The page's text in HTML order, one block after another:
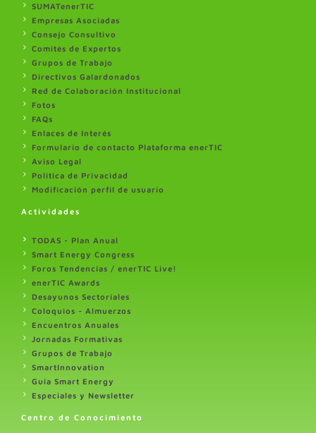
SUMATenerTIC
Empresas Asociadas
Consejo Consultivo
Comités de Expertos
Grupos de Trabajo
Directivos Galardonados
Red de Colaboración Institucional
Fotos
FAQs
Enlaces de Interés
Formulario de contacto Plataforma enerTIC
Aviso Legal
Politica de Privacidad
Modificación perfil de usuario
Actividades
TODAS - Plan Anual
Smart Energy Congress
Foros Tendencias / enerTIC Live!
enerTIC Awards
Desayunos Sectoriales
Coloquios - Almuerzos
Encuentros Anuales
Jornadas Formativas
Grupos de Trabajo
SmartInnovation
Guia Smart Energy
Especiales y Newsletter
Centro de Conocimiento